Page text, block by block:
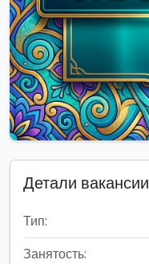
Детали вакансии
Тип:
Занятость: